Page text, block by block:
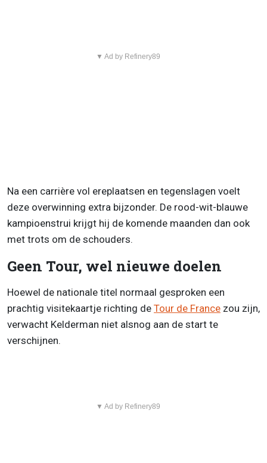
▼ Ad by Refinery89
Na een carrière vol ereplaatsen en tegenslagen voelt
deze overwinning extra bijzonder. De rood-wit-blauwe
kampioenstrui krijgt hij de komende maanden dan ook
met trots om de schouders.
Geen Tour, wel nieuwe doelen
Hoewel de nationale titel normaal gesproken een
prachtig visitekaartje richting de Tour de France zou zijn,
verwacht Kelderman niet alsnog aan de start te
verschijnen.
▼ Ad by Refinery89